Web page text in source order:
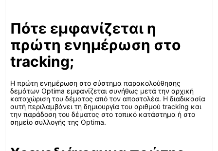
Πότε εμφανίζεται η
πρώτη ενημέρωση στο
tracking;
Η πρώτη ενημέρωση στο σύστημα παρακολούθησης
δεμάτων Optima εμφανίζεται συνήθως μετά την αρχική
καταχώριση του δέματος από τον αποστολέα. Η διαδικασία
αυτή περιλαμβάνει τη δημιουργία του αριθμού tracking και
την παράδοση του δέματος στο τοπικό κατάστημα ή στο
σημείο συλλογής της Optima.